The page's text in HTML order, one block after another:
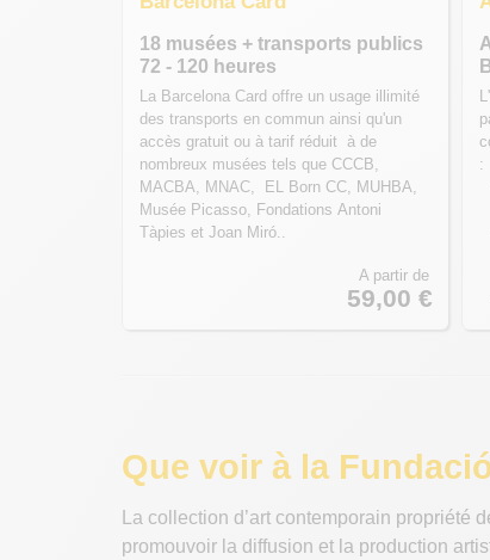
18 musées + transports publics
72 - 120 heures
La Barcelona Card offre un usage illimité
des transports en commun ainsi qu'un
accès gratuit ou à tarif réduit à de
nombreux musées tels que CCCB,
MACBA, MNAC, EL Born CC, MUHBA,
Musée Picasso, Fondations Antoni
Tàpies et Joan Miró..
A partir de
59,00 €
:
Que voir à la
La collection d’art contemporain propriété
promouvoir la diffusion et la production